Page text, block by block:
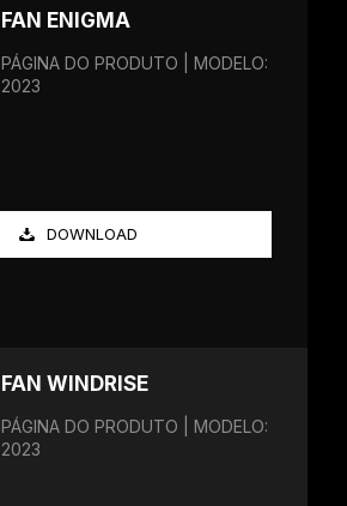
FAN ENIGMA
PÁGINA DO PRODUTO | MODELO:
2023
DOWNLOAD
FAN WINDRISE
PÁGINA DO PRODUTO | MODELO:
2023